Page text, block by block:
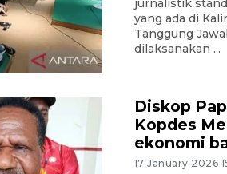
jurnalistik
yang ada di
Tanggung
dilaksanakan ...
Diskop
Kopdes
ekonomi
17 January 2026